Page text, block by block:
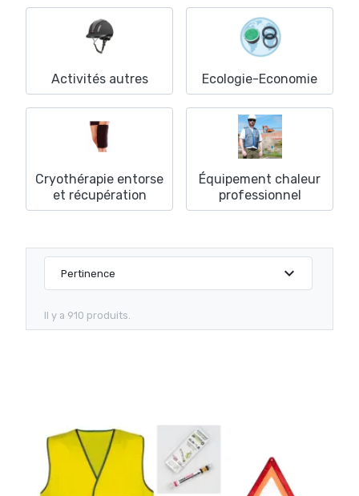
Activités autres Ecologie-Economie
Cryothérapie entorse
et récupération
Équipement chaleur
professionnel
Il y a 910 produits.
Pertinence expand_more